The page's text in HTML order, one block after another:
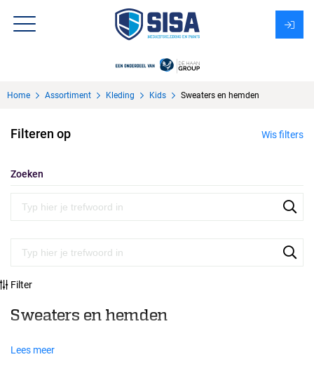
Over Sisa
KMS
Uitzendbureau?
Home Assortiment Kleding Kids Sweaters en hemden
Filteren op Wis filters
Zoeken
Filter
Sweaters en hemden
Lees meer